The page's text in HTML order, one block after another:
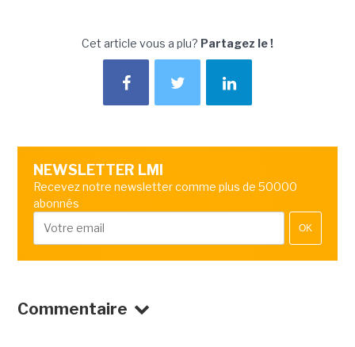
Cet article vous a plu? Partagez le !
NEWSLETTER LMI
Recevez notre newsletter comme plus de 50000
abonnés
OK
Commentaire